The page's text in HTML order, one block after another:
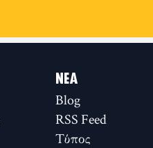
ΝΈΑ
Blog
RSS Feed
Τύπος